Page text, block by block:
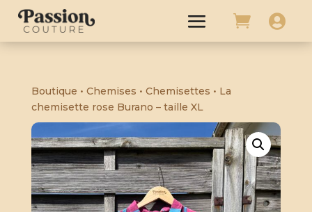


Boutique • Chemises • Chemisettes • La
chemisette rose Burano – taille XL